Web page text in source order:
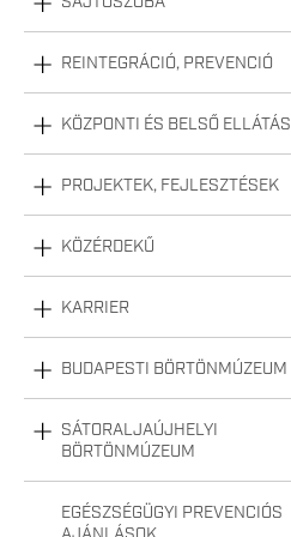
REINTEGRÁCIÓ, PREVENCIÓ
KÖZPONTI ÉS BELSŐ ELLÁTÁS
PROJEKTEK, FEJLESZTÉSEK
KÖZÉRDEKŰ
KARRIER
BUDAPESTI BÖRTÖNMÚZEUM
SÁTORALJAÚJHELYI
BÖRTÖNMÚZEUM
EGÉSZSÉGÜGYI PREVENCIÓS